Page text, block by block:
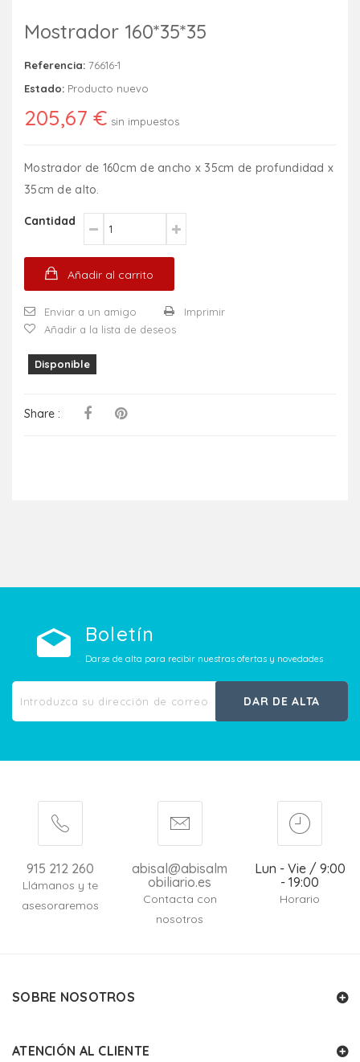
Mostrador 160*35*35
Referencia: 76616-1
Estado: Producto nuevo
205,67 € sin impuestos
Mostrador de 160cm de ancho x 35cm de profundidad x
35cm de alto.
Cantidad
Añadir al carrito
Enviar a un amigo
Imprimir
Añadir a la lista de deseos
Disponible
Share :
Boletín
Darse de alta para recibir nuestras ofertas y novedades
DAR DE ALTA
915 212 260
Llámanos y te
asesoraremos
abisal@abisalm
obiliario.es
Contacta con
nosotros
Lun - Vie / 9:00
- 19:00
Horario
SOBRE NOSOTROS
ATENCIÓN AL CLIENTE